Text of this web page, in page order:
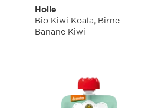
Holle
Bio Kiwi Koala, Birne
Banane Kiwi